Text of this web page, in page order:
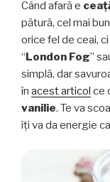
Când afară e
pătură, cel mai
orice fel de ceai,
“London Fog”
simplă, dar
în acest articol ce
vanilie. Te va
îți va da energie